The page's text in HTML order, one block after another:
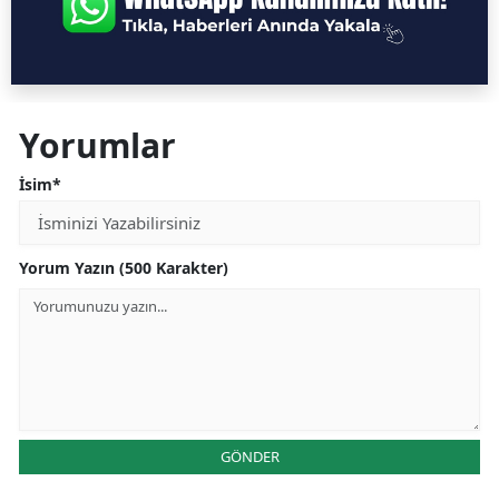
Yorumlar
İsim*
Yorum Yazın (500 Karakter)
GÖNDER